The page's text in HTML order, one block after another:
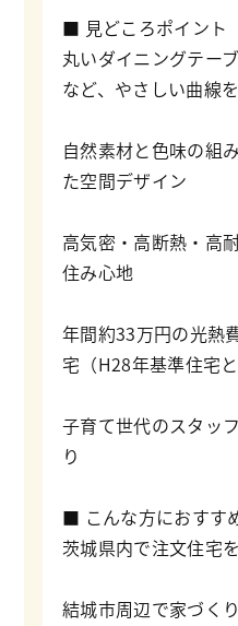
■ 見どころポイント
丸いダイニングテー
など、やさしい曲線
自然素材と色味の組
た空間デザイン
高気密・高断熱・高
住み心地
年間約33万円の光熱
宅（H28年基準住宅と
子育て世代のスタッ
り
■ こんな方におすす
茨城県内で注文住宅
結城市周辺で家づく